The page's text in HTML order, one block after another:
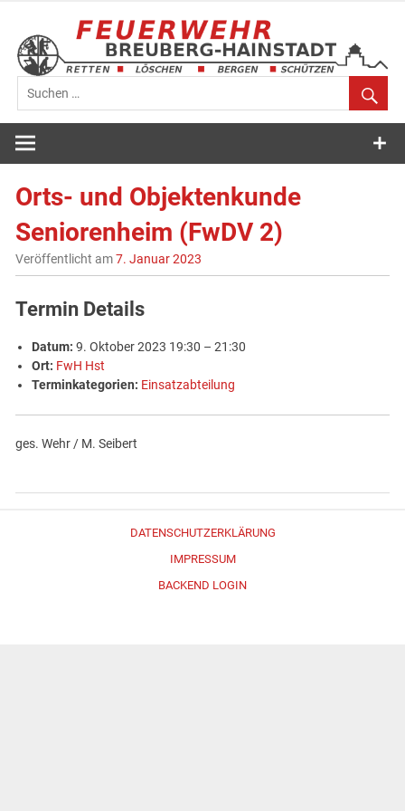
springen
Feuerwehr
Breuberg-
Hainstadt
Orts- und Objektenkunde
Seniorenheim (FwDV 2)
Veröffentlicht am7. Januar 2023
Termin Details
Datum: 9. Oktober 2023 19:30 –21:30
Ort: FwH Hst
Terminkategorien: Einsatzabteilung
ges. Wehr / M. Seibert
DATENSCHUTZERKLÄRUNG
IMPRESSUM
BACKEND LOGIN